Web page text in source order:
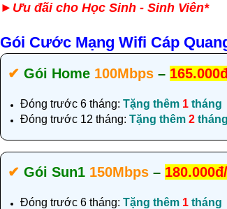
► Ưu đãi cho Học Sinh - Sinh Viên*
Gói Cước Mạng Wifi Cáp
✔‎ Gói Home 100Mbps –
Đóng trước 6 tháng: Tặng thêm 1 tháng
Đóng trước 12 tháng: Tặng thêm 2 tháng
✔‎ Gói Sun1 150Mbps –
Đóng trước 6 tháng: Tặng thêm 1 tháng